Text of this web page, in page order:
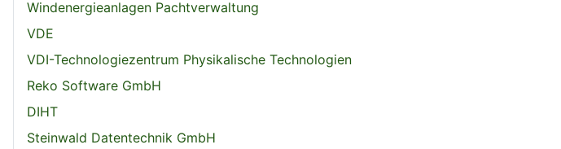
Windenergieanlagen Pachtverwaltung
VDE
VDI-Technologiezentrum Physikalische Technologien
Reko Software GmbH
DIHT
Steinwald Datentechnik GmbH